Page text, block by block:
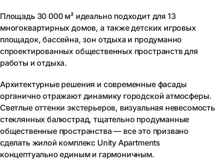
Площадь 30 000 м² идеально подходит для 13
многоквартирных домов, а также детских игровых
площадок, бассейна, зон отдыха и продуманно
спроектированных общественных пространств для
работы и отдыха.
Архитектурные решения и современные фасады
органично отражают динамику городской атмосферы.
Светлые оттенки экстерьеров, визуальная невесомость
стеклянных балюстрад, тщательно продуманные
общественные пространства — все это призвано
сделать жилой комплекс Unity Apartments
концептуально единым и гармоничным.